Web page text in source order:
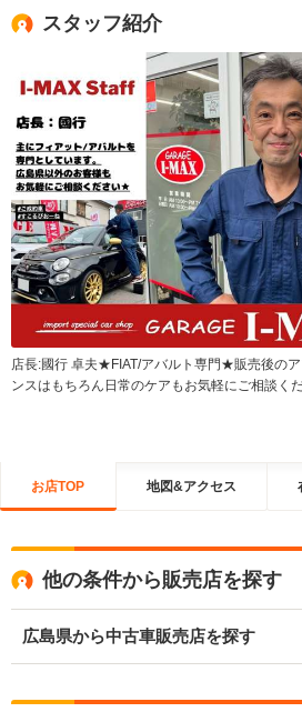
スタッフ紹介
店長:國行 卓夫★FIAT/アバルト専門★販売後の
ンスはもちろん日常のケアもお気軽にご相談く
お店TOP 地図&アクセス
他の条件から販売店を探す
広島県から中古車販売店を探す